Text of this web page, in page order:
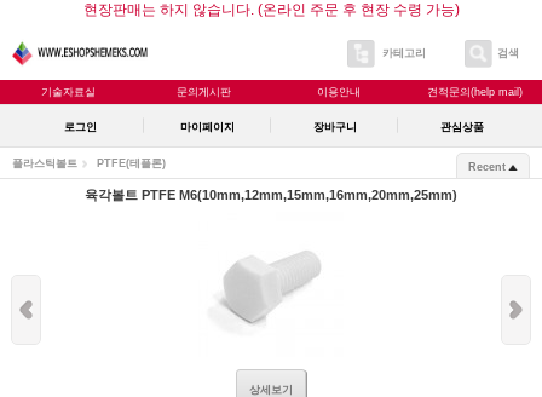
현장판매는 하지 않습니다. (온라인 주문 후 현장 수령 가능)
카테고리 검색
기술자료실 문의게시판 이용안내 견적문의(help mail)
로그인 마이페이지 장바구니 관심상품
플라스틱볼트 PTFE(테플론) Recent
육각볼트 PTFE M6(10mm,12mm,15mm,16mm,20mm,25mm)
상세보기